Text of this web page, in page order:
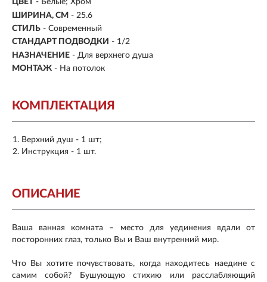
ЦВЕТ
- Белые; Хром
ШИРИНА, СМ - 25.6
СТИЛЬ - Современный
СТАНДАРТ ПОДВОДКИ - 1/2
НАЗНАЧЕНИЕ - Для верхнего душа
МОНТАЖ - На потолок
КОМПЛЕКТАЦИЯ
Верхний душ - 1 шт;
Инструкция - 1 шт.
ОПИСАНИЕ
Ваша ванная комната – место для уединения вдали от
посторонних глаз, только Вы и Ваш внутренний мир.
Что Вы хотите почувствовать, когда находитесь наедине с
самим собой? Бушующую стихию или расслабляющий